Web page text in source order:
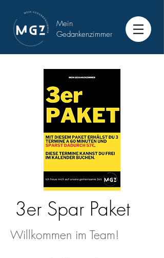
Mein
Gedankenzimmer
3er Spar Paket
Willkommen im Team!